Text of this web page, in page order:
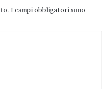
del cuore.
alla prossima
I campi obbligatori sono